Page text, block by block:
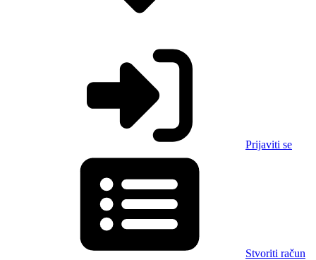
Prijaviti se
Stvoriti račun